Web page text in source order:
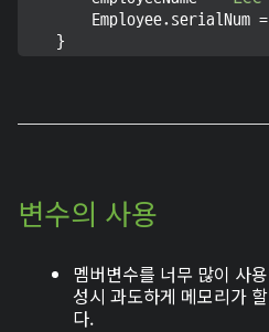
Employee.serialNum
변수의 사용
멤버변수를 너무 많이 사
성시 과도하게 메모리가
다.